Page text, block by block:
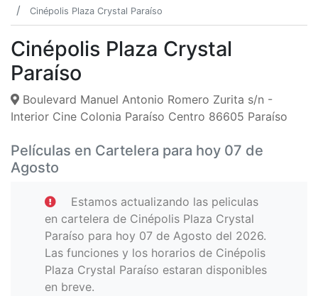
Cinépolis Plaza Crystal Paraíso
Cinépolis Plaza Crystal
Paraíso
Boulevard Manuel Antonio Romero Zurita s/n -
Interior Cine Colonia Paraíso Centro 86605 Paraíso
Películas en Cartelera para hoy 07 de
Agosto
Estamos actualizando las peliculas
en cartelera de Cinépolis Plaza Crystal
Paraíso para hoy 07 de Agosto del 2026.
Las funciones y los horarios de Cinépolis
Plaza Crystal Paraíso estaran disponibles
en breve.